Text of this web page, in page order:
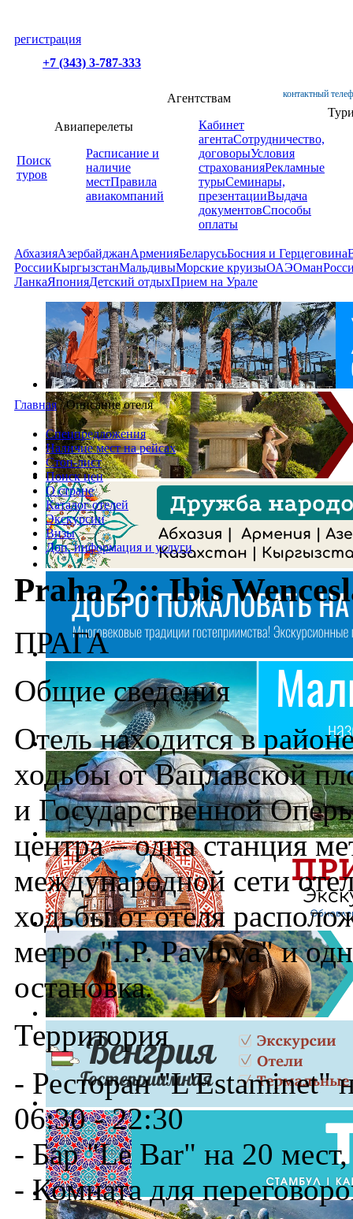
регистрация
+7 (343) 3-787-333
контактный
Поиск
туров
Авиаперелеты
Расписание и
наличие
местПравила
авиакомпаний
Агентствам
Кабинет
агентаСотрудничество,
договорыУсловия
страхованияРекламные
турыСеминары,
презентацииВыдача
документовСпособы
оплаты
АбхазияАзербайджанАрменияБеларусьБосния и Герцеговина
РоссииКыргызстанМальдивыМорские круизыОАЭОман
ЛанкаЯпонияДетский отдыхПрием на Урале
Главная /Описание отеля
Спецпредложения
Наличие мест на рейсах
Стоп-лист
Поиск цен
О стране
Каталог отелей
Экскурсии
Визы
Доп. информация и услуги
Praha 2 :: Ibis
ПРАГА
Общие сведения
Отель находится в
ходьбы от Вацлавской
и Государственной
центра – одна станция
международной сети
ходьбы от отеля
метро "I.P. Pavlova" и
остановка.
Территория
- Ресторан "L'Estaminet"
06:30 - 22:30
- Бар "Le Bar" на 20
- Комната для